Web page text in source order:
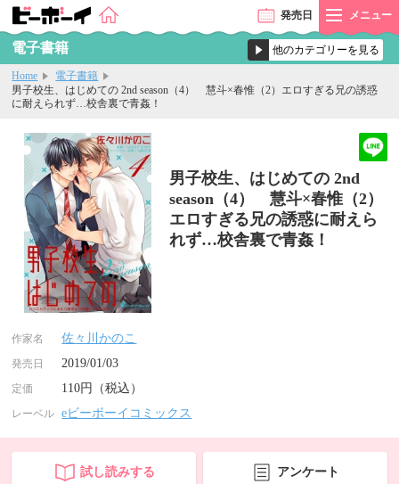
発売日 メニュー
電子書籍
Home
電子書籍
男子校生、はじめての 2nd season（4） 慧斗×春惟（2）エロすぎる兄の誘惑
に耐えられず…校舎裏で青姦！
男子校生、はじめての 2nd
season（4） 慧斗×春惟（2）
エロすぎる兄の誘惑に耐えら
れず…校舎裏で青姦！
作家名 佐々川かのこ
発売日 2019/01/03
定価 110円（税込）
レーベル eビーボーイコミックス
試し読みする アンケート